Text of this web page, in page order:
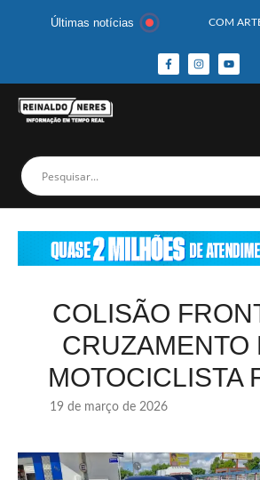
Últimas notícias
COLISÃO
CRUZAMENTO
MOTOCICLISTA
19 de março de 2026